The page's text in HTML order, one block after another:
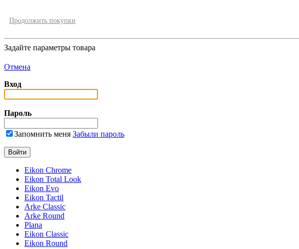
Продолжить покупки
Задайте параметры товара
Отмена
Вход
Пароль
Запомнить меня Забыли пароль
Eikon Chrome
Eikon Total Look
Eikon Evo
Eikon Tactil
Arke Classic
Arke Round
Plana
Eikon Classic
Eikon Round